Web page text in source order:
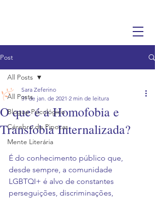
Post
All Posts
Blogue Psicológico
Cérebro de Pipocas
Mente Literária
All Posts
O que é a Homofobia e
Transfobia Internalizada?
Sara Zeferino
31 de jan. de 2021 2 min de leitura
É do conhecimento público que,
desde sempre, a comunidade
LGBTQI+ é alvo de constantes
perseguições, discriminações,